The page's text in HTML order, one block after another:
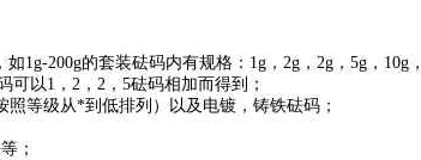
200g的套装砝码内有规格：1g，2g，2g，5g，10g，
可以1，2，2，5砝码相加而得到；
等级从*到低排列）以及电镀，铸铁砝码；
；